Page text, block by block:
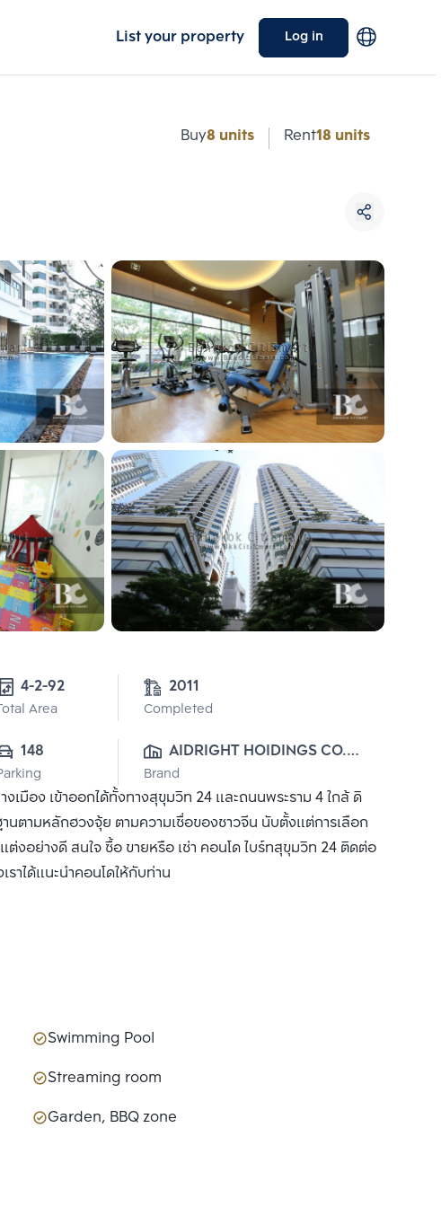
List your property Log in
Buy8 units Rent18 units
4-2-92
Area
2011
Completed
148
AIDRIGHT HOIDINGS CO.,
LTD.
Brand
มือง เข้าออกได้ทั้งทางสุขุมวิท 24 และถนนพระราม 4 ใกล้ ดิ
ตามหลักฮวงจุ้ย ตามความเชื่อของชาวจีน นับตั้งแต่การเลือก
งอย่างดี สนใจ ซื้อ ขายหรือ เช่า คอนโด ไบร์ทสุขุมวิท 24 ติดต่อ
าได้แนะนำคอนโดให้กับท่าน
Swimming Pool
Streaming room
Garden, BBQ zone
units
3
Choose comparative unit
Maximum 3 units
Compare
Clear all